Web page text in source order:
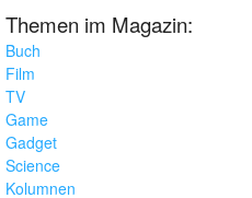
Themen im Magazin:
Buch
Film
TV
Game
Gadget
Science
Kolumnen